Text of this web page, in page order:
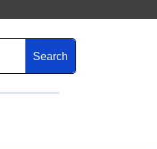
Search